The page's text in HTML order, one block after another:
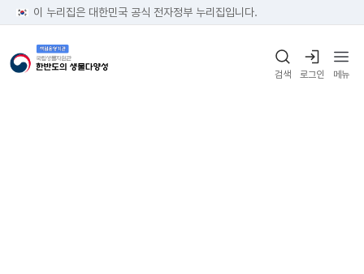
이 누리집은 대한민국 공식 전자정부 누리집입니다.
검색 로그인 메뉴